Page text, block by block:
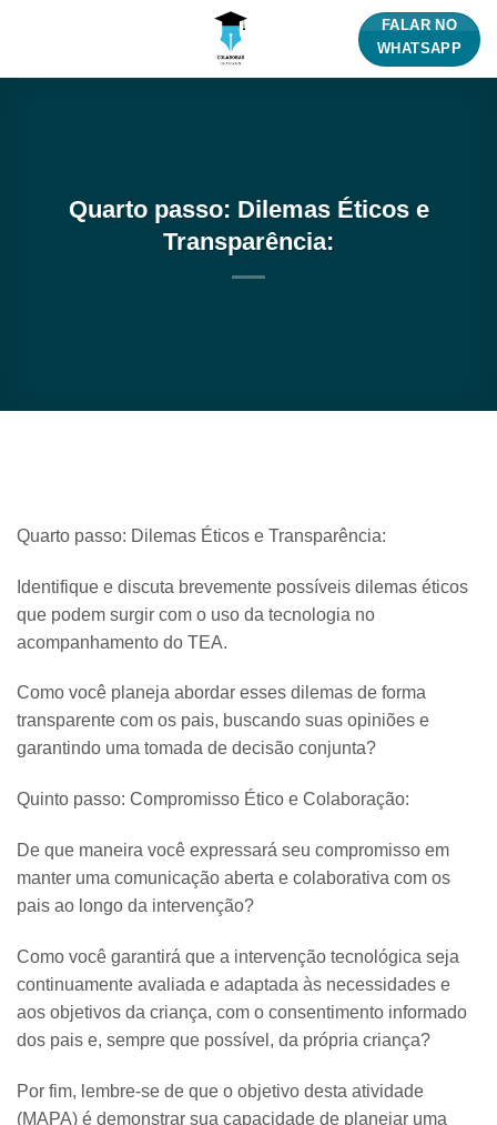
FALAR NO
WHATSAPP
Quarto passo: Dilemas Éticos e
Transparência:
Quarto passo: Dilemas Éticos e Transparência:
Identifique e discuta brevemente possíveis dilemas éticos
que podem surgir com o uso da tecnologia no
acompanhamento do TEA.
Como você planeja abordar esses dilemas de forma
transparente com os pais, buscando suas opiniões e
garantindo uma tomada de decisão conjunta?
Quinto passo: Compromisso Ético e Colaboração:
De que maneira você expressará seu compromisso em
manter uma comunicação aberta e colaborativa com os
pais ao longo da intervenção?
Como você garantirá que a intervenção tecnológica seja
continuamente avaliada e adaptada às necessidades e
aos objetivos da criança, com o consentimento informado
dos pais e, sempre que possível, da própria criança?
Por fim, lembre-se de que o objetivo desta atividade
(MAPA) é demonstrar sua capacidade de planejar uma